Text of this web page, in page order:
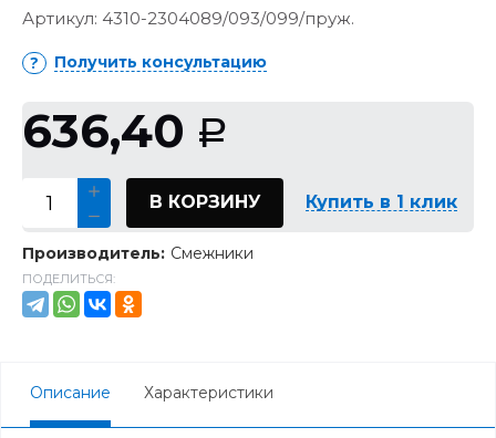
Артикул: 4310-2304089/093/099/пруж.
Получить консультацию
636,40 Р
В КОРЗИНУ Купить в 1 клик
Производитель: Смежники
ПОДЕЛИТЬСЯ:
Описание Характеристики